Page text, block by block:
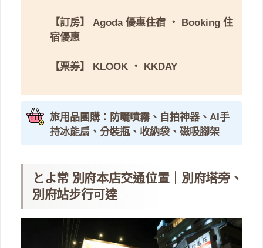
【訂房】 Agoda 優惠住宿 ・ Booking 住
宿優惠
【票券】 KLOOK ・ KKDAY
旅用品團購：防曬噴霧、自拍神器、AI手
持冰能扇、分裝瓶、收納袋、磁吸腳架
とよ常 別府本店交通位置｜別府塔旁、
別府站步行可達